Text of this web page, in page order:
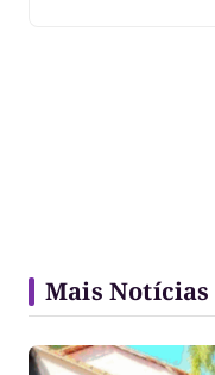
Mais Notícias